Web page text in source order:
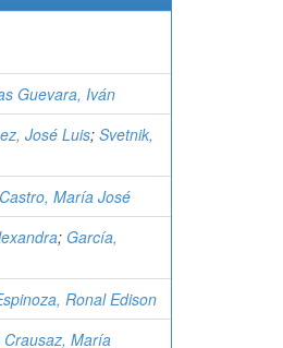
Guevara, Iván
José Luis; Svetnik,
María José
; García,
Ronal Edison
María